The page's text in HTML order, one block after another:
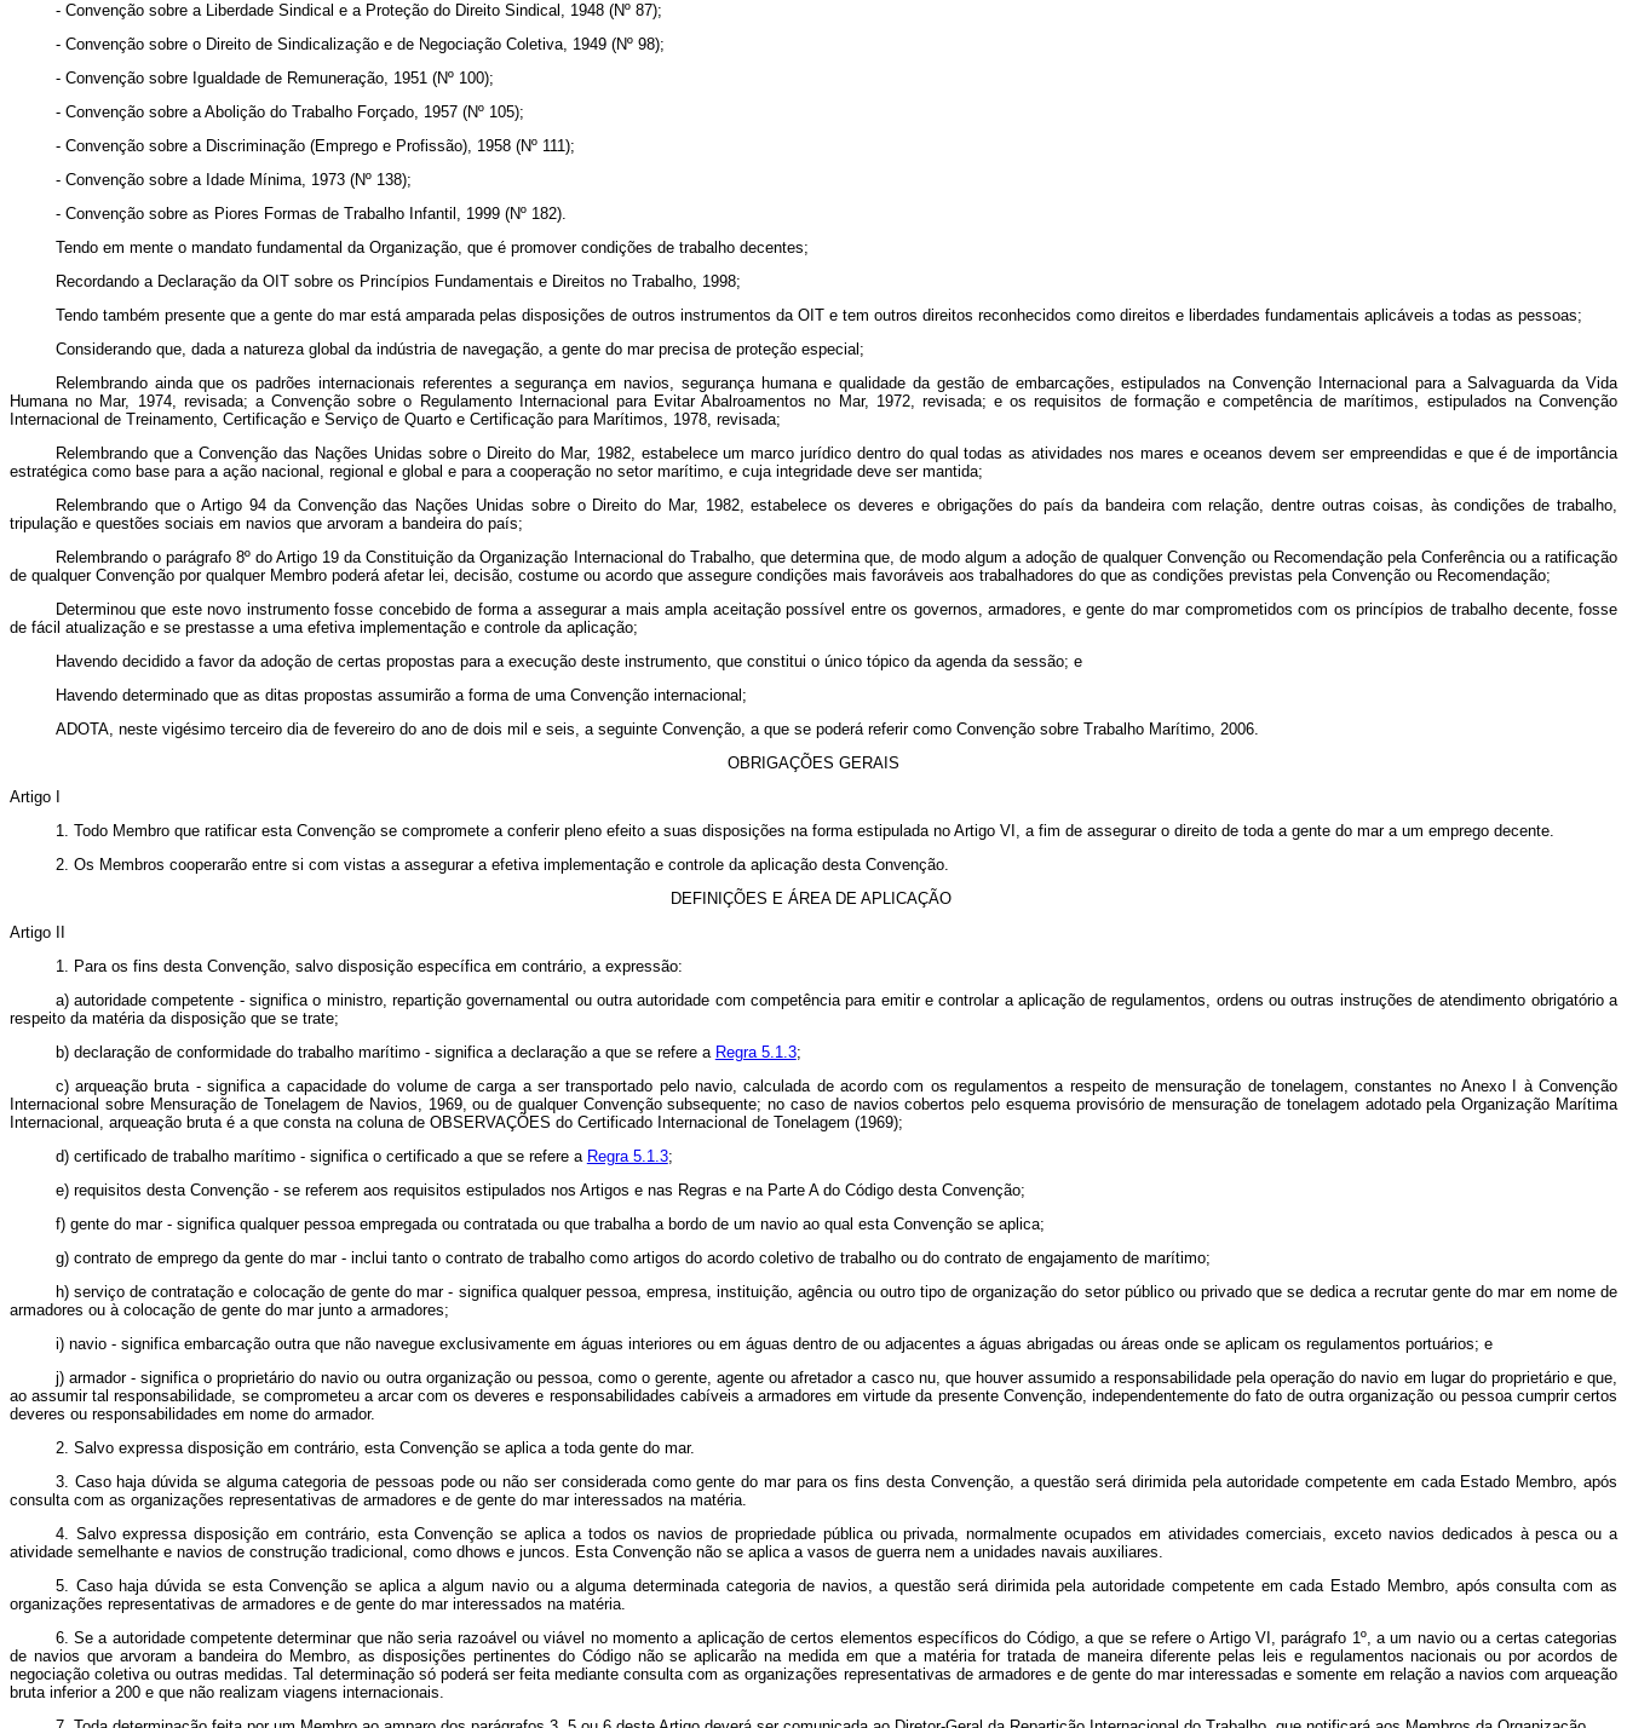
- Convenção sobre a Liberdade Sindical e a Proteção do Direito Sindical, 1948 (Nº 87);
- Convenção sobre o Direito de Sindicalização e de Negociação Coletiva, 1949 (Nº 98);
- Convenção sobre Igualdade de Remuneração, 1951 (Nº 100);
- Convenção sobre a Abolição do Trabalho Forçado, 1957 (Nº 105);
- Convenção sobre a Discriminação (Emprego e Profissão), 1958 (Nº 111);
- Convenção sobre a Idade Mínima, 1973 (Nº 138);
- Convenção sobre as Piores Formas de Trabalho Infantil, 1999 (Nº 182).
Tendo em mente o mandato fundamental da Organização, que é promover condições de trabalho decentes;
Recordando a Declaração da OIT sobre os Princípios Fundamentais e Direitos no Trabalho, 1998;
Tendo também presente que a gente do mar está amparada pelas disposições de outros instrumentos da OIT e tem outros direitos reconhecidos como direitos e liberdades fundamentais aplicáveis a todas as pessoas;
Considerando que, dada a natureza global da indústria de navegação, a gente do mar precisa de proteção especial;
Relembrando ainda que os padrões internacionais referentes a segurança em navios, segurança humana e qualidade da gestão de embarcações, estipulados na Convenção Internacional para a Salvaguarda da Vida
Humana no Mar, 1974, revisada; a Convenção sobre o Regulamento Internacional para Evitar Abalroamentos no Mar, 1972, revisada; e os requisitos de formação e competência de marítimos, estipulados na Convenção
Internacional de Treinamento, Certificação e Serviço de Quarto e Certificação para Marítimos, 1978, revisada;
Relembrando que a Convenção das Nações Unidas sobre o Direito do Mar, 1982, estabelece um marco jurídico dentro do qual todas as atividades nos mares e oceanos devem ser empreendidas e que é de importância
estratégica como base para a ação nacional, regional e global e para a cooperação no setor marítimo, e cuja integridade deve ser mantida;
Relembrando que o Artigo 94 da Convenção das Nações Unidas sobre o Direito do Mar, 1982, estabelece os deveres e obrigações do país da bandeira com relação, dentre outras coisas, às condições de trabalho,
tripulação e questões sociais em navios que arvoram a bandeira do país;
Relembrando o parágrafo 8º do Artigo 19 da Constituição da Organização Internacional do Trabalho, que determina que, de modo algum a adoção de qualquer Convenção ou Recomendação pela Conferência ou a ratificação
de qualquer Convenção por qualquer Membro poderá afetar lei, decisão, costume ou acordo que assegure condições mais favoráveis aos trabalhadores do que as condições previstas pela Convenção ou Recomendação;
Determinou que este novo instrumento fosse concebido de forma a assegurar a mais ampla aceitação possível entre os governos, armadores, e gente do mar comprometidos com os princípios de trabalho decente, fosse
de fácil atualização e se prestasse a uma efetiva implementação e controle da aplicação;
Havendo decidido a favor da adoção de certas propostas para a execução deste instrumento, que constitui o único tópico da agenda da sessão; e
Havendo determinado que as ditas propostas assumirão a forma de uma Convenção internacional;
ADOTA, neste vigésimo terceiro dia de fevereiro do ano de dois mil e seis, a seguinte Convenção, a que se poderá referir como Convenção sobre Trabalho Marítimo, 2006.
OBRIGAÇÕES GERAIS
Artigo I
1. Todo Membro que ratificar esta Convenção se compromete a conferir pleno efeito a suas disposições na forma estipulada no Artigo VI, a fim de assegurar o direito de toda a gente do mar a um emprego decente.
2. Os Membros cooperarão entre si com vistas a assegurar a efetiva implementação e controle da aplicação desta Convenção.
DEFINIÇÕES E ÁREA DE APLICAÇÃO
Artigo II
1. Para os fins desta Convenção, salvo disposição específica em contrário, a expressão:
a) autoridade competente - significa o ministro, repartição governamental ou outra autoridade com competência para emitir e controlar a aplicação de regulamentos, ordens ou outras instruções de atendimento obrigatório a
respeito da matéria da disposição que se trate;
b) declaração de conformidade do trabalho marítimo - significa a declaração a que se refere a Regra 5.1.3;
c) arqueação bruta - significa a capacidade do volume de carga a ser transportado pelo navio, calculada de acordo com os regulamentos a respeito de mensuração de tonelagem, constantes no Anexo I à Convenção
Internacional sobre Mensuração de Tonelagem de Navios, 1969, ou de qualquer Convenção subsequente; no caso de navios cobertos pelo esquema provisório de mensuração de tonelagem adotado pela Organização Marítima
Internacional, arqueação bruta é a que consta na coluna de OBSERVAÇÕES do Certificado Internacional de Tonelagem (1969);
d) certificado de trabalho marítimo - significa o certificado a que se refere a Regra 5.1.3;
e) requisitos desta Convenção - se referem aos requisitos estipulados nos Artigos e nas Regras e na Parte A do Código desta Convenção;
f) gente do mar - significa qualquer pessoa empregada ou contratada ou que trabalha a bordo de um navio ao qual esta Convenção se aplica;
g) contrato de emprego da gente do mar - inclui tanto o contrato de trabalho como artigos do acordo coletivo de trabalho ou do contrato de engajamento de marítimo;
h) serviço de contratação e colocação de gente do mar - significa qualquer pessoa, empresa, instituição, agência ou outro tipo de organização do setor público ou privado que se dedica a recrutar gente do mar em nome de
armadores ou à colocação de gente do mar junto a armadores;
i) navio - significa embarcação outra que não navegue exclusivamente em águas interiores ou em águas dentro de ou adjacentes a águas abrigadas ou áreas onde se aplicam os regulamentos portuários; e
j) armador - significa o proprietário do navio ou outra organização ou pessoa, como o gerente, agente ou afretador a casco nu, que houver assumido a responsabilidade pela operação do navio em lugar do proprietário e que,
ao assumir tal responsabilidade, se comprometeu a arcar com os deveres e responsabilidades cabíveis a armadores em virtude da presente Convenção, independentemente do fato de outra organização ou pessoa cumprir certos
deveres ou responsabilidades em nome do armador.
2. Salvo expressa disposição em contrário, esta Convenção se aplica a toda gente do mar.
3. Caso haja dúvida se alguma categoria de pessoas pode ou não ser considerada como gente do mar para os fins desta Convenção, a questão será dirimida pela autoridade competente em cada Estado Membro, após
consulta com as organizações representativas de armadores e de gente do mar interessados na matéria.
4. Salvo expressa disposição em contrário, esta Convenção se aplica a todos os navios de propriedade pública ou privada, normalmente ocupados em atividades comerciais, exceto navios dedicados à pesca ou a
atividade semelhante e navios de construção tradicional, como dhows e juncos. Esta Convenção não se aplica a vasos de guerra nem a unidades navais auxiliares.
5. Caso haja dúvida se esta Convenção se aplica a algum navio ou a alguma determinada categoria de navios, a questão será dirimida pela autoridade competente em cada Estado Membro, após consulta com as
organizações representativas de armadores e de gente do mar interessados na matéria.
6. Se a autoridade competente determinar que não seria razoável ou viável no momento a aplicação de certos elementos específicos do Código, a que se refere o Artigo VI, parágrafo 1º, a um navio ou a certas categorias
de navios que arvoram a bandeira do Membro, as disposições pertinentes do Código não se aplicarão na medida em que a matéria for tratada de maneira diferente pelas leis e regulamentos nacionais ou por acordos de
negociação coletiva ou outras medidas. Tal determinação só poderá ser feita mediante consulta com as organizações representativas de armadores e de gente do mar interessadas e somente em relação a navios com arqueação
bruta inferior a 200 e que não realizam viagens internacionais.